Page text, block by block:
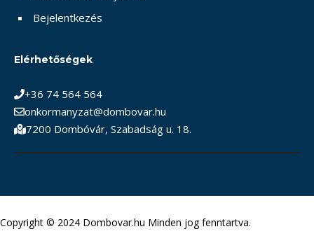
Bejelentkezés
Elérhetőségek
+36 74 564 564
onkormanyzat@dombovar.hu
7200 Dombóvár, Szabadság u. 18.
Copyright © 2024 Dombovar.hu Minden jog fenntartva.